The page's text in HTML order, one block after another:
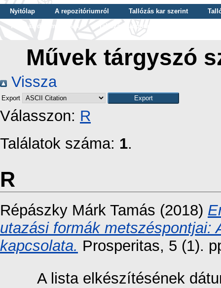
Nyitólap A repozitóriumról Tallózás kar szerint
Tallózás dátum szerint
Tallózás tudományterület szerint
Művek tárgyszó
Vissza
Export
Válasszon: R
Találatok száma: 1.
R
Répászky Márk Tamás (2018)
utazási formák metszéspontjai:
kapcsolata. Prosperitas, 5 (1).
A lista elkészítésének